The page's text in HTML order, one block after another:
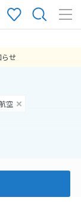
らせ
空